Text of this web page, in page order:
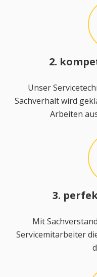
2.
Unser
Sachverhalt wird
Arbeiten
3.
Mit
Servicemitarbeiter